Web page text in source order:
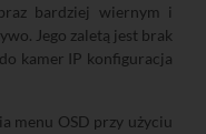
bardziej wiernym i
Jego zaletą jest brak
kamer IP konfiguracja
menu OSD przy użyciu